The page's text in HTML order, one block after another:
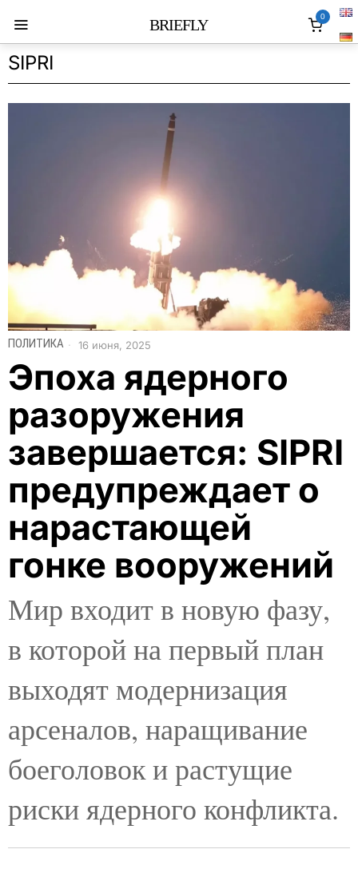
BRIEFLY 0
SIPRI
ПОЛИТИКА 16 июня, 2025
Эпоха ядерного
разоружения
завершается: SIPRI
предупреждает о
нарастающей
гонке вооружений
Мир входит в новую фазу,
в которой на первый план
выходят модернизация
арсеналов, наращивание
боеголовок и растущие
риски ядерного конфликта.